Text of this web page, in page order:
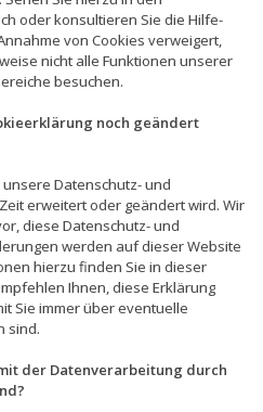
oder konsultieren Sie die Hilfe-
von Cookies verweigert,
nicht alle Funktionen unserer
besuchen.
noch geändert
unsere Datenschutz- und
erweitert oder geändert wird. Wir
diese Datenschutz- und
werden auf dieser Website
hierzu finden Sie in dieser
Ihnen, diese Erklärung
Sie immer über eventuelle
sind.
der Datenverarbeitung durch